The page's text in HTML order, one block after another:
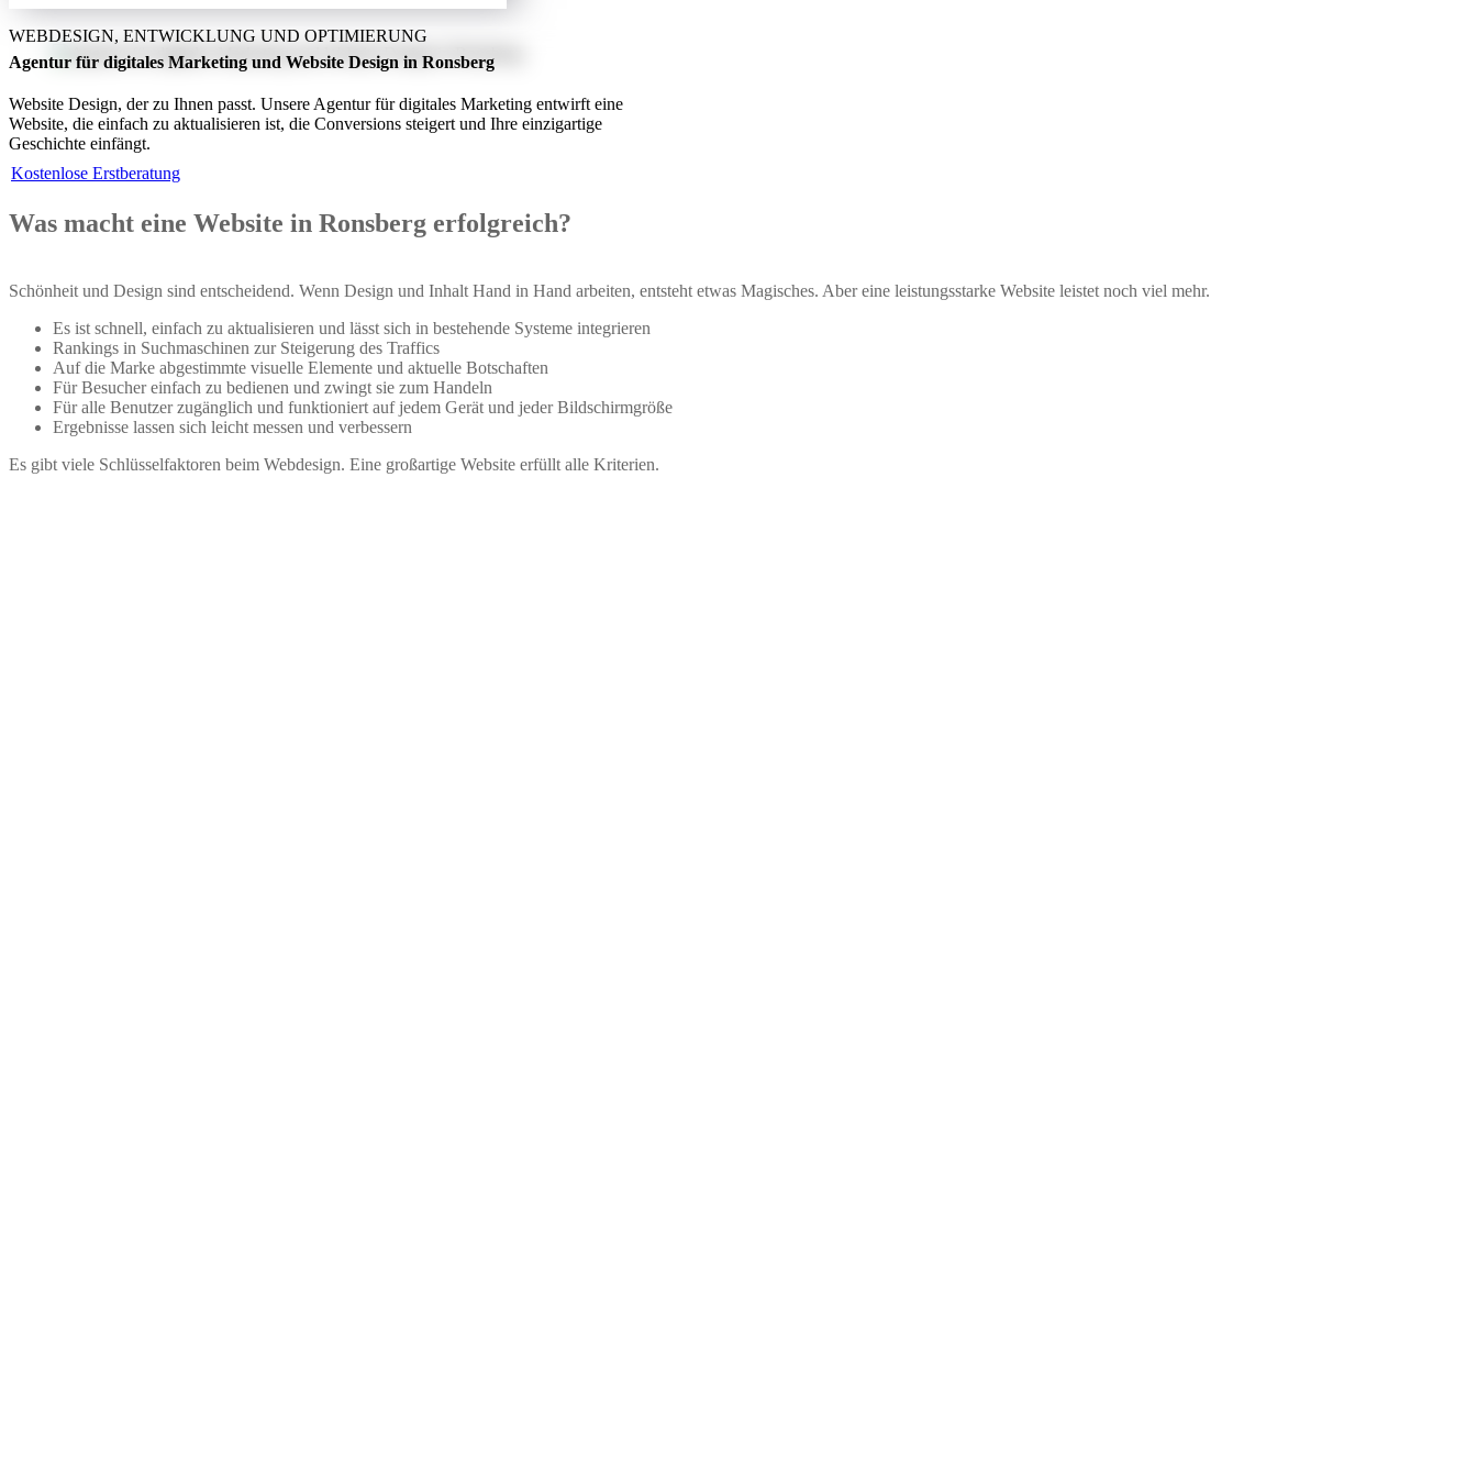
WEBDESIGN, ENTWICKLUNG UND OPTIMIERUNG
Agentur für digitales Marketing und Website Design in Ronsberg
Website Design, der zu Ihnen passt. Unsere Agentur für digitales Marketing entwirft eine
Website, die einfach zu aktualisieren ist, die Conversions steigert und Ihre einzigartige
Geschichte einfängt.
Kostenlose Erstberatung
Was macht eine Website in Ronsberg erfolgreich?
Schönheit und Design sind entscheidend. Wenn Design und Inhalt Hand in Hand arbeiten, entsteht etwas Magisches. Aber eine leistungsstarke Website leistet noch viel mehr.
Es ist schnell, einfach zu aktualisieren und lässt sich in bestehende Systeme integrieren
Rankings in Suchmaschinen zur Steigerung des Traffics
Auf die Marke abgestimmte visuelle Elemente und aktuelle Botschaften
Für Besucher einfach zu bedienen und zwingt sie zum Handeln
Für alle Benutzer zugänglich und funktioniert auf jedem Gerät und jeder Bildschirmgröße
Ergebnisse lassen sich leicht messen und verbessern
Es gibt viele Schlüsselfaktoren beim Webdesign. Eine großartige Website erfüllt alle Kriterien.